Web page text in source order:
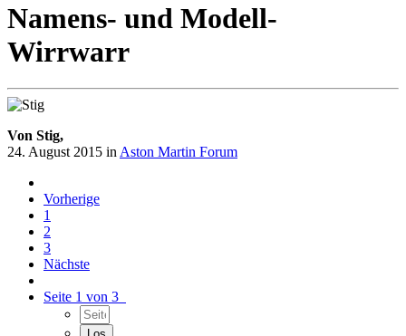
Namens- und Modell-
Wirrwarr
Von Stig,
24. August 2015 inAston Martin Forum
Vorherige
1
2
3
Nächste
Seite 1 von 3